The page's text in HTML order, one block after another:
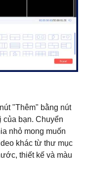
"Thêm" bằng nút
của bạn. Chuyển
nhỏ mong muốn
khác từ thư mục
thiết kế và màu